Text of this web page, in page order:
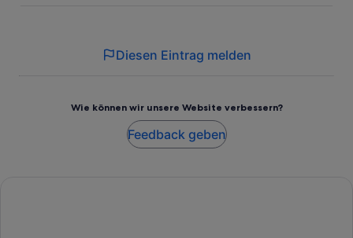
Diesen Eintrag melden
Wie können wir unsere Website verbessern?
Feedback geben